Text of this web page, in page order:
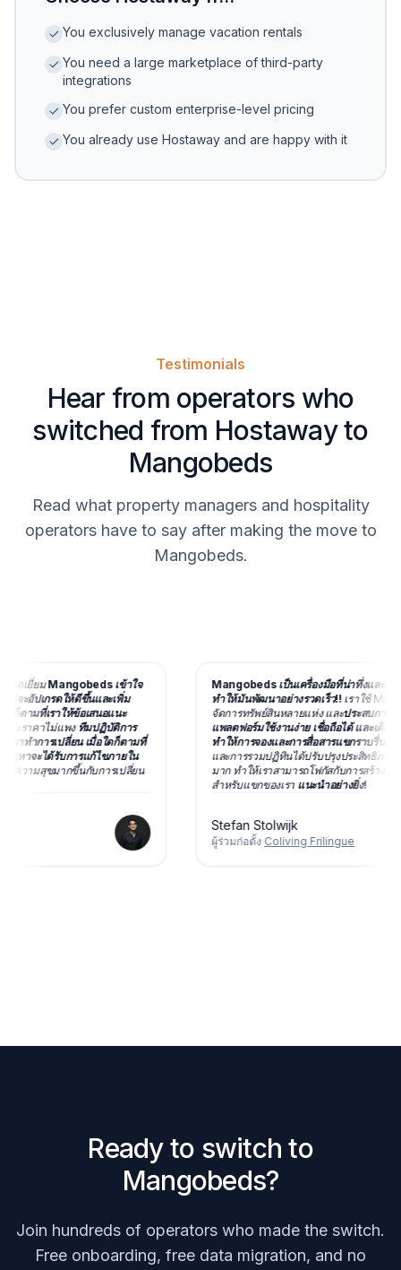
You exclusively manage vacation rentals
You need a large marketplace of third-party
integrations
You prefer custom enterprise-level pricing
You already use Hostaway and are happy with it
Testimonials
Hear from operators who
switched from Hostaway to
Mangobeds
Read what property managers and hospitality
operators have to say after making the move to
Mangobeds.
ดเยี่ยมMangobeds เข้าใจ
ะอัปเกรดให้ดีขึ้นและเพิ่ม
ามที่เราให้ข้อเสนอแนะ
ราคาไม่แพงทีมปฏิบัติการ
ทำการเปลี่ยน เมื่อใดก็ตามที่
าจะได้รับการแก้ไขภายใน
ามสุขมากขึ้นกับการเปลี่ยน
Mangobeds เป็นเครื่องมือที่น่าทึ่งและด้วยบ
ทำให้มันพัฒนาอย่างรวดเร็ว!!เราใช้
จัดการทรัพย์สินหลายแห่ง และประสบการณ์นั้น
แพลตฟอร์มใช้งานง่าย เชื่อถือได้ และเต็มไปด้
ทำให้การจองและการสื่อสารแขกราบรื่นเครื่อ
และการรวมปฏิทินได้ปรับปรุงประสิทธิภาพของ
มาก ทำให้เราสามารถโฟกัสกับการสร้างประ
สำหรับแขกของเราแนะนำอย่างยิ่ง!
Stefan Stolwijk
ผู้ร่วมก่อตั้งColiving Frilingue
Ready to switch to
Mangobeds?
Join hundreds of operators who made the switch.
Free onboarding, free data migration, and no